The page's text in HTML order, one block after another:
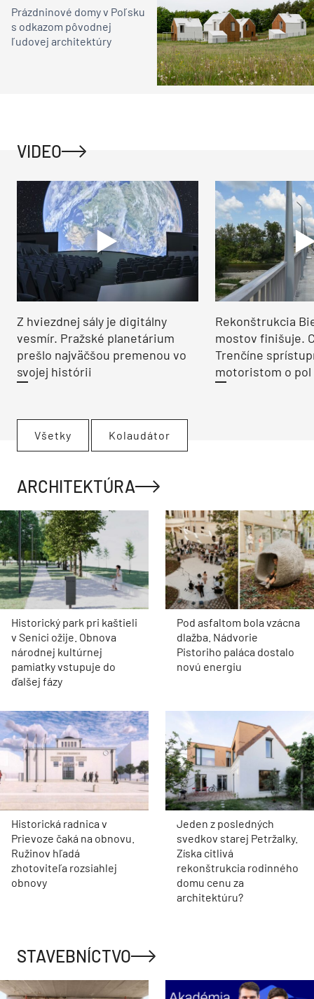
Prázdninové domy v Poľsku
s odkazom pôvodnej
ľudovej architektúry
VIDEO
Z hviezdnej sály je digitálny
vesmír. Pražské planetárium
prešlo najväčšou premenou vo
svojej histórii
Rekonštrukcia
mostov finišuje.
Trenčíne
motoristom o pol
Všetky Kolaudátor
ARCHITEKTÚRA
Historický park pri kaštieli
v Senici ožije. Obnova
národnej kultúrnej
pamiatky vstupuje do
ďalšej fázy
Pod asfaltom bola vzácna
dlažba. Nádvorie
Pistoriho paláca dostalo
novú energiu
Historická radnica v
Prievoze čaká na obnovu.
Ružinov hľadá
zhotoviteľa rozsiahlej
obnovy
Jeden z posledných
svedkov starej Petržalky.
Získa citlivá
rekonštrukcia rodinného
domu cenu za
architektúru?
STAVEBNÍCTVO